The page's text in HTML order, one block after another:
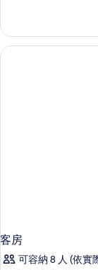
特
大
雙
人
房,
客房
可容納 8 人 (依實